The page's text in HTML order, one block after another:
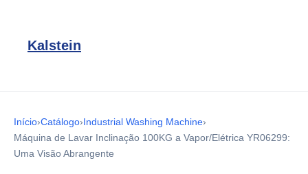
Kalstein
Início›Catálogo›Industrial Washing Machine›
Máquina de Lavar Inclinação 100KG a Vapor/Elétrica YR06299:
Uma Visão Abrangente